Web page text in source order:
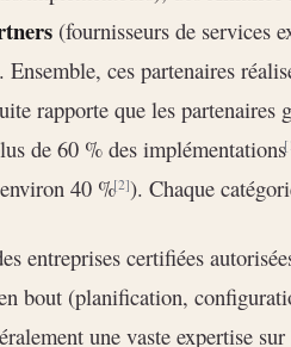
(fournisseurs de services
ces partenaires
rapporte que les partenaires
de 60 % des implémentations
40 %[2]). Chaque
entreprises certifiées
bout (planification,
une vaste expertise